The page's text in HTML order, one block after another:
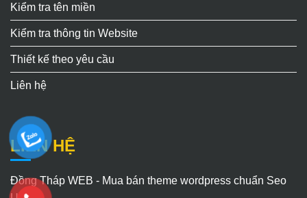
Kiểm tra tên miền
Kiểm tra thông tin Website
Thiết kế theo yêu cầu
Liên hệ
LIÊN HỆ
Đồng Tháp WEB - Mua bán theme wordpress chuẩn Seo